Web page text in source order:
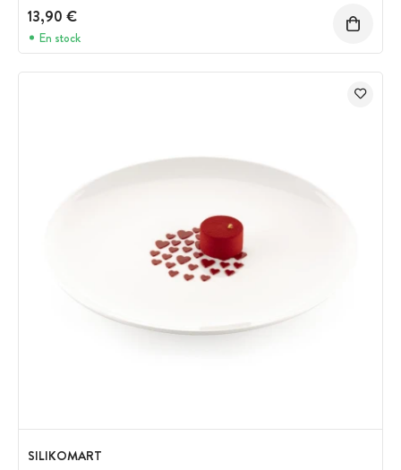
13,90 €
En stock
SILIKOMART